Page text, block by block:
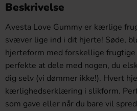
Beskrivelse
Avesta Love Gummy er kærlige
svæver lige ind i dit hjerte! Søde,
hjerteform med forskellige
perfekte at dele med nogen, du
dig selv (vi dømmer ikke!). Hvert
kærlighedserklæring i slikform.
som gave eller når du bare vil